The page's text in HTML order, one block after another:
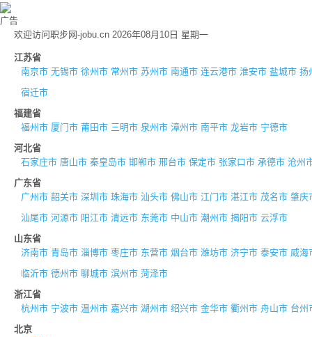
广告
欢迎访问职步网-jobu.cn 2026年08月10日 星期一
江苏省
南京市 无锡市 徐州市 常州市 苏州市 南通市 连云港市 淮安市 盐城市 扬
宿迁市
福建省
福州市 厦门市 莆田市 三明市 泉州市 漳州市 南平市 龙岩市 宁德市
河北省
石家庄市 唐山市 秦皇岛市 邯郸市 邢台市 保定市 张家口市 承德市 沧州
广东省
广州市 韶关市 深圳市 珠海市 汕头市 佛山市 江门市 湛江市 茂名市 肇庆
汕尾市 河源市 阳江市 清远市 东莞市 中山市 潮州市 揭阳市 云浮市
山东省
济南市 青岛市 淄博市 枣庄市 东营市 烟台市 潍坊市 济宁市 泰安市 威海
临沂市 德州市 聊城市 滨州市 菏泽市
浙江省
杭州市 宁波市 温州市 嘉兴市 湖州市 绍兴市 金华市 衢州市 舟山市 台州
北京